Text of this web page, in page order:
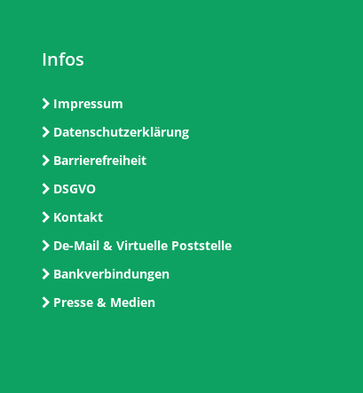
Infos
Impressum
Datenschutzerklärung
Barrierefreiheit
DSGVO
Kontakt
De-Mail & Virtuelle Poststelle
Bankverbindungen
Presse & Medien